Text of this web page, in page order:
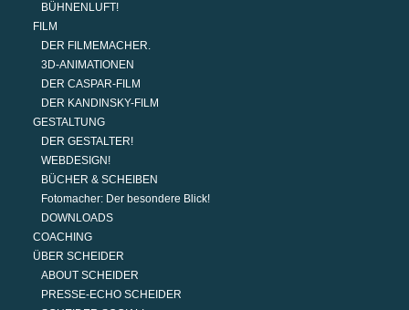
BÜHNENLUFT!
FILM
DER FILMEMACHER.
3D-ANIMATIONEN
DER CASPAR-FILM
DER KANDINSKY-FILM
GESTALTUNG
DER GESTALTER!
WEBDESIGN!
BÜCHER & SCHEIBEN
Fotomacher: Der besondere Blick!
DOWNLOADS
COACHING
ÜBER SCHEIDER
ABOUT SCHEIDER
PRESSE-ECHO SCHEIDER